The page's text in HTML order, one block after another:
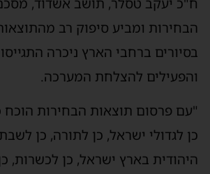
הבחירות ומביע סיפוק רב
בסיורים ברחבי הארץ ניכרה
והפעילים להצלחת המערכה.
"עם פרסום תוצאות הבחירות הוכח
כן לגדולי ישראל, כן לתורה, כן
היהודית בארץ ישראל, כן לכשרות,